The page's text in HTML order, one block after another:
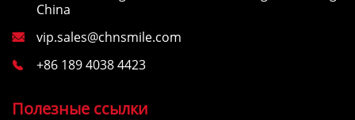
China
 vip.sales@chnsmile.com
 +86 189 4038 4423
Полезные ссылки